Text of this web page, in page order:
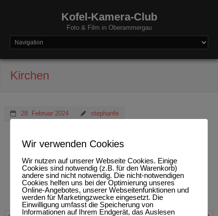
Kofel-Kamera-Club
Foto & Film in Oberammergau
Kirchen
28. Februar 2024 stephanfe
St. Andreas bei Etting
Wir verwenden Cookies
Wir nutzen auf unserer Webseite Cookies. Einige
Cookies sind notwendig (z.B. für den Warenkorb)
andere sind nicht notwendig. Die nicht-notwendigen
Cookies helfen uns bei der Optimierung unseres
Online-Angebotes, unserer Webseitenfunktionen und
werden für Marketingzwecke eingesetzt. Die
Einwilligung umfasst die Speicherung von
Informationen auf Ihrem Endgerät, das Auslesen